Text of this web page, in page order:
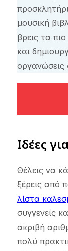
μουσική
βρεις τα
και
οργανώσεις
Ιδέες
Θέλεις να
ξέρεις από
λίστα
συγγενείς
ακριβή
πολύ